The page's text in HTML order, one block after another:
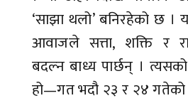
‘साझा थलो’ बनिरहेको छ ।
आवाजले सत्ता, शक्ति र
बदल्न बाध्य पार्छन् ।
हो—गत भदौ २३ र २४